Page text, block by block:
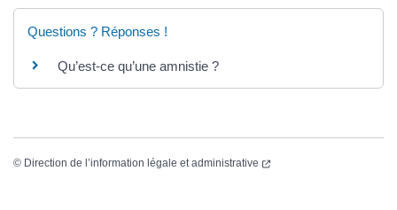
Questions ? Réponses !
Qu’est-ce qu’une amnistie ?
© Direction de l’information légale et administrative